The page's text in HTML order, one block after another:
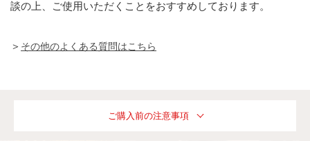
談の上、ご使用いただくことをおすすめしております。
＞ その他のよくある質問はこちら
ご購入前の注意事項